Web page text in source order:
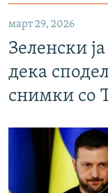
март 29, 2026
Зеленски
дека
снимки со